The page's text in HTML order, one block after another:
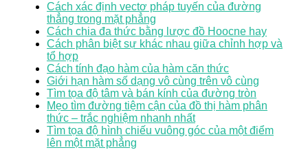
Cách xác định vectơ pháp tuyến của đường
thẳng trong mặt phẳng
Cách chia đa thức bằng lược đồ Hoocne hay
Cách phân biệt sự khác nhau giữa chỉnh hợp và
tổ hợp
Cách tính đạo hàm của hàm căn thức
Giới hạn hàm số dạng vô cùng trên vô cùng
Tìm tọa độ tâm và bán kính của đường tròn
Mẹo tìm đường tiệm cận của đồ thị hàm phân
thức – trắc nghiệm nhanh nhất
Tìm tọa độ hình chiếu vuông góc của một điểm
lên một mặt phẳng